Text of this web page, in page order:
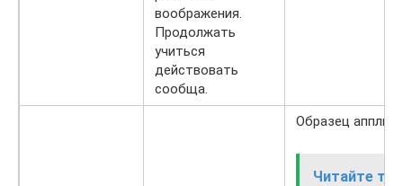
воображения.
Продолжать
учиться
действовать
сообща.
Образец
Читайте